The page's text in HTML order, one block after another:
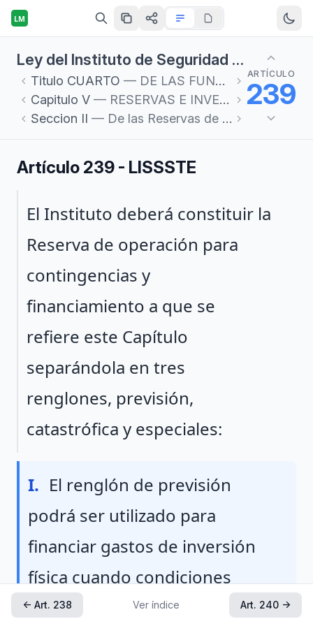
LM
Ley del Instituto de Seguridad y Servicios Sociales de los Trabajadores del Estado
Titulo CUARTO — DE LAS FUNCIONES Y ORGANIZACIÓN DEL INSTITUTO
Capitulo V — RESERVAS E INVERSIONES
Seccion II — De las Reservas de los Seguros
ARTÍCULO
239
Artículo 239 - LISSSTE
Párrafo 1
El Instituto deberá constituir la
Reserva de operación para
contingencias y
financiamiento a que se
refiere este Capítulo
separándola en tres
renglones, previsión,
catastrófica y especiales:
Fraccion I
I. El renglón de previsión
podrá ser utilizado para
financiar gastos de inversión
física cuando condiciones
económicas desfavorables
← Art. 238 Ver índice Art. 240 →